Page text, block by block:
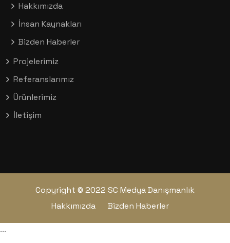
Hakkımızda
İnsan Kaynakları
Bizden Haberler
Projelerimiz
Referanslarımız
Ürünlerimiz
İletişim
Copyright © 2022 SC Medya Danışmanlık
Hakkımızda
Bizden Haberler
...